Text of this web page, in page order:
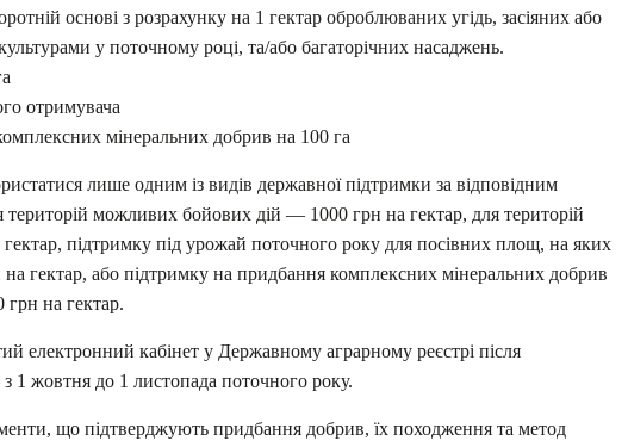
основі з розрахунку на 1 гектар оброблюваних угідь, засіяних або
у поточному році, та/або багаторічних насаджень.
отримувача
мінеральних добрив на 100 га
лише одним із видів державної підтримки за відповідним
можливих бойових дій — 1000 грн на гектар, для територій
підтримку під урожай поточного року для посівних площ, на яких
гектар, або підтримку на придбання комплексних мінеральних добрив
на гектар.
електронний кабінет у Державному аграрному реєстрі після
жовтня до 1 листопада поточного року.
що підтверджують придбання добрив, їх походження та метод